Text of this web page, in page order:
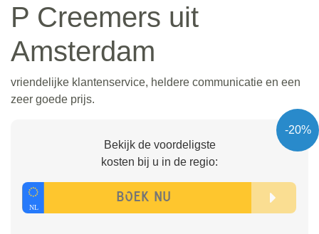
P Creemers uit
Amsterdam
vriendelijke klantenservice, heldere communicatie en een
zeer goede prijs.
-20%
Bekijk de voordeligste
kosten bij u in de regio: